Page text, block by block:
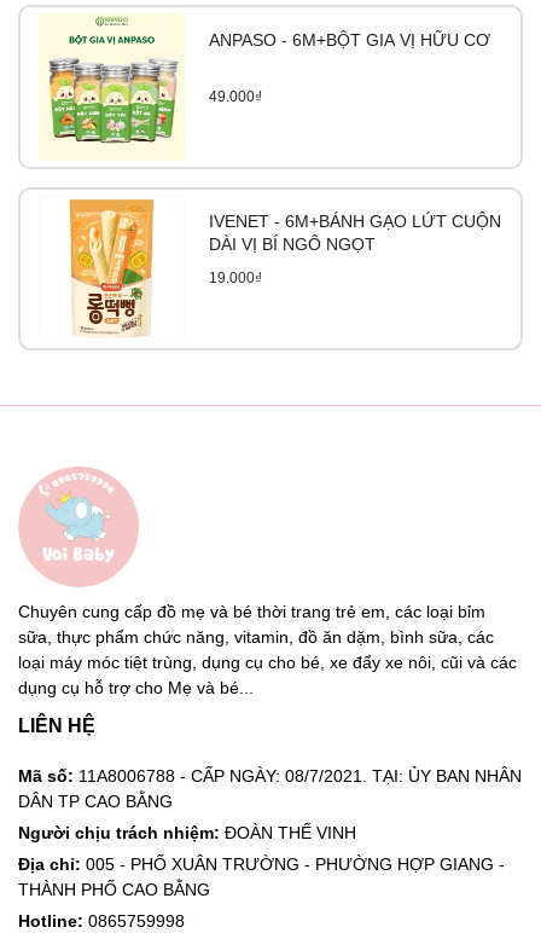
ANPASO - 6M+BỘT GIA VỊ HỮU CƠ
49.000₫
IVENET - 6M+BÁNH GẠO LỨT CUỘN
DÀI VỊ BÍ NGÔ NGỌT
19.000₫
Chuyên cung cấp đồ mẹ và bé thời trang trẻ em, các loại bỉm
sữa, thực phẩm chức năng, vitamin, đồ ăn dặm, bình sữa, các
loại máy móc tiệt trùng, dụng cụ cho bé, xe đẩy xe nôi, cũi và các
dụng cụ hỗ trợ cho Mẹ và bé...
LIÊN HỆ
Mã số: 11A8006788 - CẤP NGÀY: 08/7/2021. TẠI: ỦY BAN NHÂN
DÂN TP CAO BẰNG
Người chịu trách nhiệm: ĐOÀN THẾ VINH
Địa chỉ: 005 - PHỐ XUÂN TRƯỜNG - PHƯỜNG HỢP GIANG -
THÀNH PHỐ CAO BẰNG
Hotline: 0865759998